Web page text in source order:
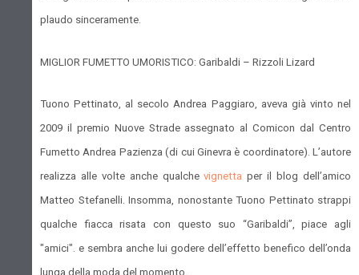
plaudo sinceramente.
MIGLIOR FUMETTO UMORISTICO: Garibaldi – Rizzoli Lizard
Tuono Pettinato, al secolo Andrea Paggiaro, aveva già vinto nel
2009 il premio Nuove Strade assegnato al Comicon dal Centro
Fumetto Andrea Pazienza (di cui Ginevra è coordinatore). L’autore
realizza alle volte anche qualchevignetta per il blog dell’amico
Matteo Stefanelli. Insomma, nonostante Tuono Pettinato strappi
qualche fiacca risata con questo suo “Garibaldi”, piace agli
"amici". e sembra anche lui godere dell’effetto benefico dell’onda
lunga della moda del momento.